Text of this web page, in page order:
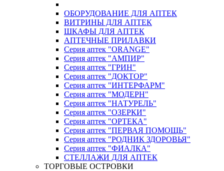
ОБОРУДОВАНИЕ ДЛЯ АПТЕК
ВИТРИНЫ ДЛЯ АПТЕК
ШКАФЫ ДЛЯ АПТЕК
АПТЕЧНЫЕ ПРИЛАВКИ
Серия аптек "ORANGE"
Серия аптек "АМПИР"
Серия аптек "ГРИН"
Серия аптек "ДОКТОР"
Серия аптек "ИНТЕРФАРМ"
Серия аптек "МОДЕРН"
Серия аптек "НАТУРЕЛЬ"
Серия аптек "ОЗЕРКИ"
Серия аптек "ОРТЕКА"
Серия аптек "ПЕРВАЯ ПОМОЩЬ"
Серия аптек "РОДНИК ЗДОРОВЬЯ"
Серия аптек "ФИАЛКА"
СТЕЛЛАЖИ ДЛЯ АПТЕК
ТОРГОВЫЕ ОСТРОВКИ